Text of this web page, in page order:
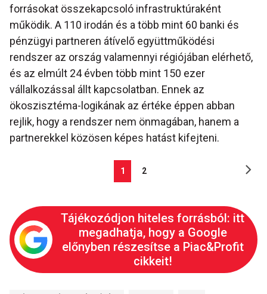
forrásokat összekapcsoló infrastruktúraként
működik. A 110 irodán és a több mint 60 banki és
pénzügyi partneren átívelő együttműködési
rendszer az ország valamennyi régiójában elérhető,
és az elmúlt 24 évben több mint 150 ezer
vállalkozással állt kapcsolatban. Ennek az
ökoszisztéma-logikának az értéke éppen abban
rejlik, hogy a rendszer nem önmagában, hanem a
partnerekkel közösen képes hatást kifejteni.
1 2
Tájékozódjon hiteles forrásból: itt
megadhatja, hogy a Google
előnyben részesítse a Piac&Profit
cikkeit!